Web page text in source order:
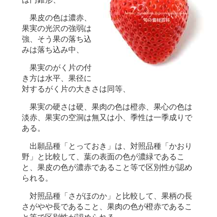
果皮の色は濃赤、
果実の光沢の強弱は
強、そう果の落ち込
みは落ち込み中、
果実のがく片の付
き方は水平、果径に
対するがく片の大きさは同等、
果実の硬さは硬、果肉の色は橙赤、果心の色は
淡赤、果実の空洞は無又は小、季性は一季成りで
ある。
出願品種「とっておき」は、対照品種「かおり
野」と比較して、葉の表面の色が濃緑であるこ
と、果皮の色が濃赤であること等で区別性が認め
られる。
対照品種「さがほのか」と比較して、果柄の長
さがやや長であること、果肉の色が橙赤であるこ